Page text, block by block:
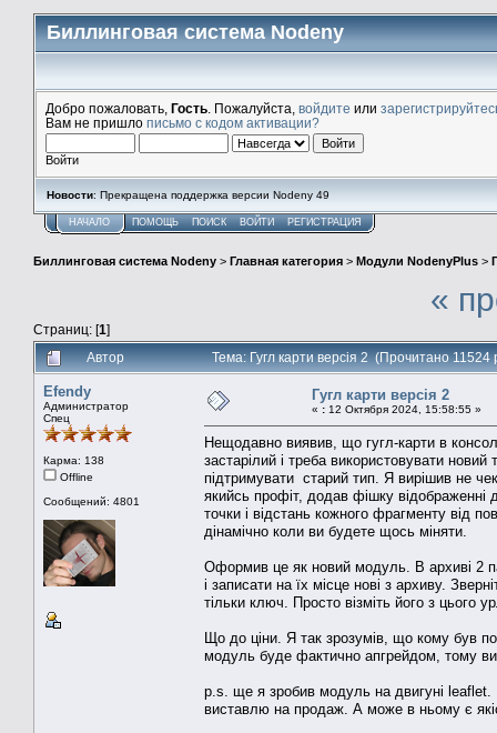
Биллинговая система Nodeny
Добро пожаловать, Гость . Пожалуйста, войдите или
Вам не пришло письмо с кодом активации?
Войти
Новости: Прекращена поддержка версии Nodeny 49
НАЧАЛО ПОМОЩЬ ПОИСК ВОЙТИ РЕГИСТРАЦИЯ
Биллинговая система Nodeny > Главная категория > Модули NodenyPlus >
Страниц: [1]
«
Автор Тема: Гугл карти версія 2 (Прочитано 11524
Efendy
Администратор
Спец
Карма: 138
Offline
Сообщений: 4801
Гугл карти версія 2
« : 12 Октября 2024, 15:58:55 »
Нещодавно виявив, що гугл-карти в
застарілий і треба використовувати
підтримувати старий тип. Я вирішив не
якийсь профіт, додав фішку відображенні
точки і відстань кожного фрагменту від
дінамічно коли ви будете щось міняти.
Оформив це як новий модуль. В архиві 2
і записати на їх місце нові з архиву.
тільки ключ. Просто візміть його з цього
Що до ціни. Я так зрозумів, що кому був
модуль буде фактично апгрейдом, тому
p.s. ще я зробив модуль на двигуні
виставлю на продаж. А може в ньому є